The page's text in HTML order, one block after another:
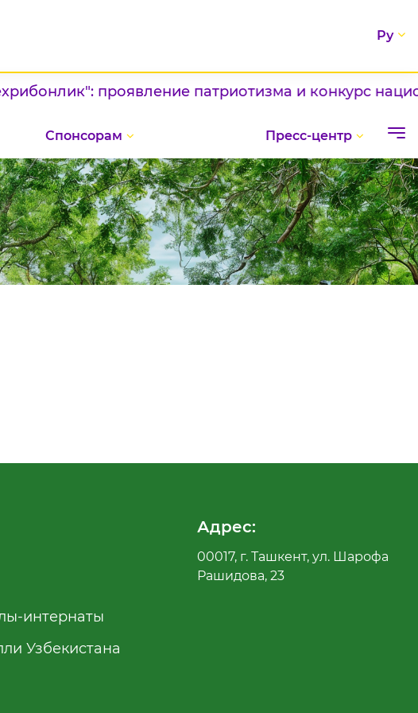
Ру
проявление патриотизма и конкурс
Спонсорам Пресс-центр
интернаты
Узбекистана
Адрес:
00017, г. Ташкент, ул. Шарофа
Рашидова, 23